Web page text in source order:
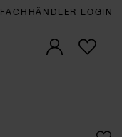
FACHHÄNDLER LOGIN